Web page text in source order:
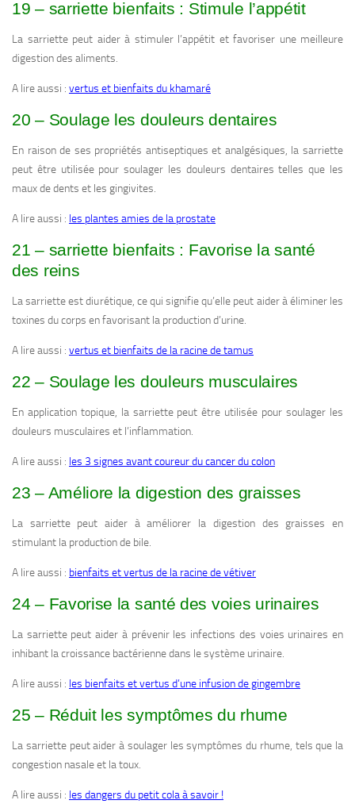
19 – sarriette bienfaits : Stimule l’appétit
La sarriette peut aider à stimuler l’appétit et favoriser une meilleure
digestion des aliments.
A lire aussi : vertus et bienfaits du khamaré
20 – Soulage les douleurs dentaires
En raison de ses propriétés antiseptiques et analgésiques, la sarriette
peut être utilisée pour soulager les douleurs dentaires telles que les
maux de dents et les gingivites.
A lire aussi : les plantes amies de la prostate
21 – sarriette bienfaits : Favorise la santé
des reins
La sarriette est diurétique, ce qui signifie qu’elle peut aider à éliminer les
toxines du corps en favorisant la production d’urine.
A lire aussi : vertus et bienfaits de la racine de tamus
22 – Soulage les douleurs musculaires
En application topique, la sarriette peut être utilisée pour soulager les
douleurs musculaires et l’inflammation.
A lire aussi : les 3 signes avant coureur du cancer du colon
23 – Améliore la digestion des graisses
La sarriette peut aider à améliorer la digestion des graisses en
stimulant la production de bile.
A lire aussi : bienfaits et vertus de la racine de vétiver
24 – Favorise la santé des voies urinaires
La sarriette peut aider à prévenir les infections des voies urinaires en
inhibant la croissance bactérienne dans le système urinaire.
A lire aussi : les bienfaits et vertus d’une infusion de gingembre
25 – Réduit les symptômes du rhume
La sarriette peut aider à soulager les symptômes du rhume, tels que la
congestion nasale et la toux.
A lire aussi : les dangers du petit cola à savoir !